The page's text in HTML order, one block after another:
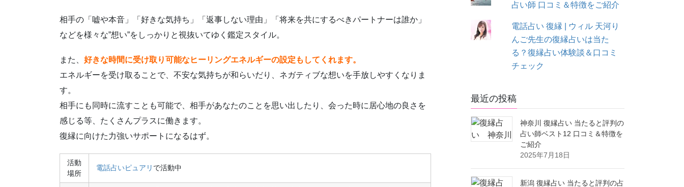
相手の「嘘や本音」「好きな気持ち」「返事しない理由」「将来を共にするべきパートナーは誰か」
などを様々な”想い”をしっかりと視抜いてゆく鑑定スタイル。
また、 好きな時間に受け取り可能なヒーリングエネルギーの設定もしてくれます。
エネルギーを受け取ることで、不安な気持ちが和らいだり、ネガティブな想いを手放しやすくなりま
す。
相手にも同時に流すことも可能で、相手があなたのことを思い出したり、会った時に居心地の良さを
感じる等、たくさんプラスに働きます。
復縁に向けた力強いサポートになるはず。
活動
場所
電話占いピュアリ で活動中
占い師 口コミ＆特徴をご紹介
電話占い 復縁 | ウィル 天河り
んご先生の復縁占いは当た
る？復縁占い体験談＆口コミ
チェック
最近の投稿
神奈川 復縁占い 当たると評判の
占い師ベスト12 口コミ＆特徴を
ご紹介
2025年7月18日
新潟 復縁占い 当たると評判の占